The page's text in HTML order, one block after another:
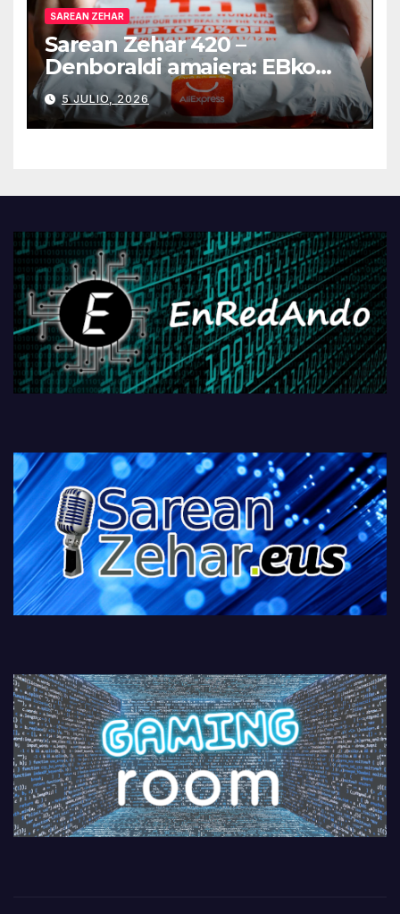
SAREAN ZEHAR
Sarean Zehar 420 –
Denboraldi amaiera: EBko
muga-zerga berriak
AliExpressi, AEBetako AAren
kontrola, Googleri behin
PlayStationeko bideojoko
5 JULIO, 2026